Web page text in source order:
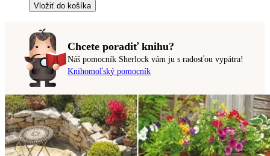
Vložiť do košíka
Chcete poradiť knihu?
Náš pomocník Sherlock vám ju s radosťou vypátra!
Knihomoľský pomocník